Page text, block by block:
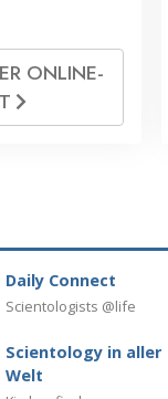
ONLINE­
Daily Connect
Scientologists @life
Scientology in aller
Welt